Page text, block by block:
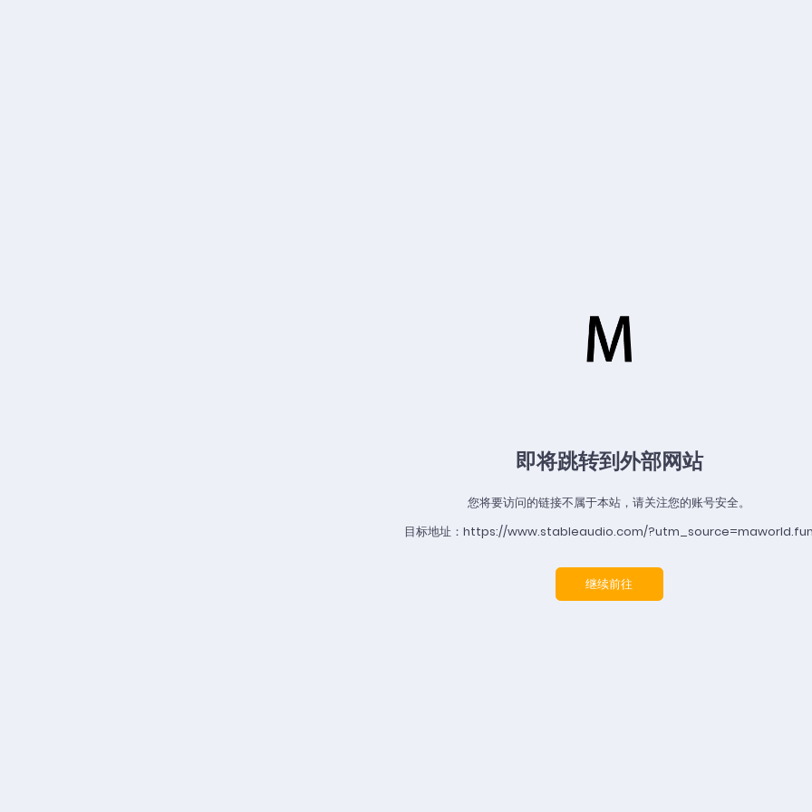
即将跳转到外部网站
您将要访问的链接不属于本站，请关注您的账号安全。
目标地址：https://www.stableaudio.com/
继续前往